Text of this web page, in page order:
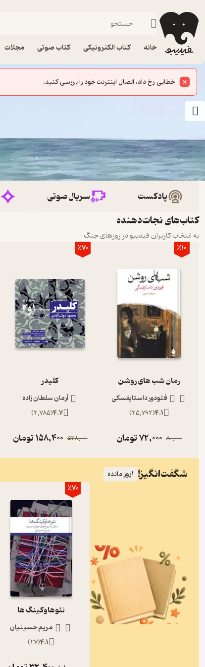
خانه کتاب الکترونیکی کتاب صوتی مجلات
پادکست سریال صوتی
کتاب‌های نجات‌دهنده
به انتخاب کاربران فیدیبو در روزهای جنگ
٪10
رمان شب های روشن
فئودور داستایفسکی
4.1
(
25,792
)
80,000
72,000تومان
٪70
کلیدر
آرمان سلطان زاده
4.7
(
2,785
)
528,000
158,400تومان
شگفت‌انگیز! 1روز مانده
٪70
نئوهاوکینگ ها
مریم حسینیان
4.1
(
27
)
خطایی رخ داد، اتصال اینترنت خود را بررسی کنید.